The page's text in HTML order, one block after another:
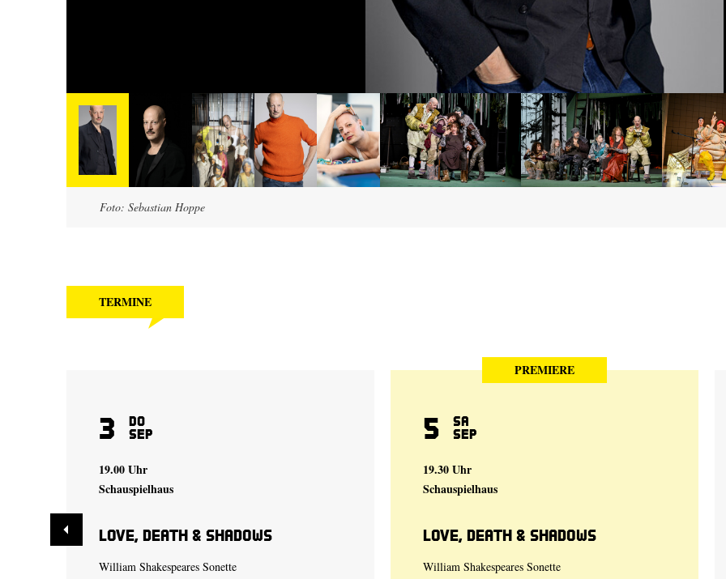
Foto: Sebastian Hoppe
TERMINE
3 Do
Sep
19.00 Uhr
Schauspielhaus
Love, Death & Shadows
William Shakespeares Sonette
PREMIERE
5 Sa
Sep
19.30 Uhr
Schauspielhaus
Love, Death & Shadows
William Shakespeares Sonette